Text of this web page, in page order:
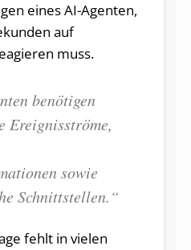
eines AI-Agenten,
auf
muss.
benötigen
Ereignisströme,
sowie
Schnittstellen.“
fehlt in vielen